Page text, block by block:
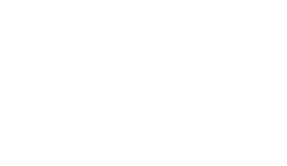
en
Puedes ponerte en